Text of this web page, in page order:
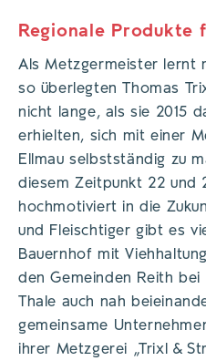
Regionale Produkte
Als Metzgermeister lernt
so überlegten Thomas
nicht lange, als sie 2015
erhielten, sich mit einer
Ellmau selbstständig zu
diesem Zeitpunkt 22 und
hochmotiviert in die
und Fleischtiger gibt es
Bauernhof mit
den Gemeinden Reith
Thale auch nah
gemeinsame
ihrer Metzgerei „Trixl &